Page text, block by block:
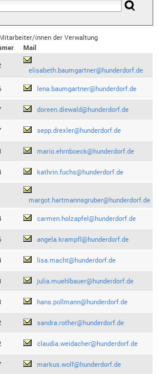
innen der Verwaltung
Mail
elisabeth.baumgartner@hunderdorf.de
lena.baumgartner@hunderdorf.de
doreen.diewald@hunderdorf.de
sepp.drexler@hunderdorf.de
mario.ehrnboeck@hunderdorf.de
kathrin.fuchs@hunderdorf.de
margot.hartmannsgruber@hunderdorf.de
carmen.holzapfel@hunderdorf.de
angela.krampfl@hunderdorf.de
lisa.macht@hunderdorf.de
julia.muehlbauer@hunderdorf.de
hans.pollmann@hunderdorf.de
sandra.rother@hunderdorf.de
claudia.weidacher@hunderdorf.de
markus.wolf@hunderdorf.de